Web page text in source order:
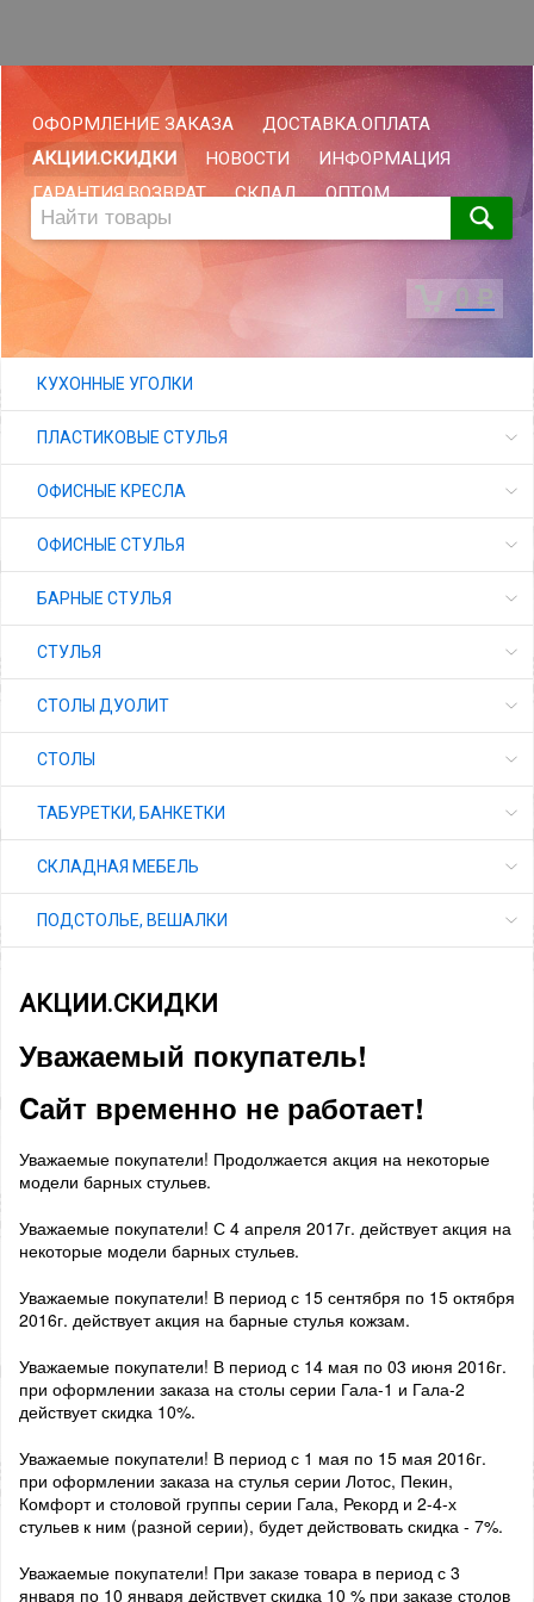
ОФОРМЛЕНИЕ ЗАКАЗА
ДОСТАВКА.ОПЛАТА
АКЦИИ.СКИДКИ
НОВОСТИ
ИНФОРМАЦИЯ
ГАРАНТИЯ.ВОЗВРАТ
СКЛАД ОПТОМ
0
КУХОННЫЕ УГОЛКИ
ПЛАСТИКОВЫЕ СТУЛЬЯ
ОФИСНЫЕ КРЕСЛА
ОФИСНЫЕ СТУЛЬЯ
БАРНЫЕ СТУЛЬЯ
СТУЛЬЯ
СТОЛЫ ДУОЛИТ
СТОЛЫ
ТАБУРЕТКИ, БАНКЕТКИ
СКЛАДНАЯ МЕБЕЛЬ
ПОДСТОЛЬЕ, ВЕШАЛКИ
АКЦИИ.СКИДКИ
Уважаемый покупатель!
Cайт временно не работает!
Уважаемые покупатели! Продолжается акция на некоторые
модели барных стульев.
Уважаемые покупатели! С 4 апреля 2017г. действует акция на
некоторые модели барных стульев.
Уважаемые покупатели! В период с 15 сентября по 15 октября
2016г. действует акция на барные стулья кожзам.
Уважаемые покупатели! В период с 14 мая по 03 июня 2016г.
при оформлении заказа на столы серии Гала-1 и Гала-2
действует скидка 10%.
Уважаемые покупатели! В период с 1 мая по 15 мая 2016г.
при оформлении заказа на стулья серии Лотос, Пекин,
Комфорт и столовой группы серии Гала, Рекорд и 2-4-х
стульев к ним (разной серии), будет действовать скидка - 7%.
Уважаемые покупатели! При заказе товара в период с 3
января по 10 января действует скидка 10 % при заказе столов